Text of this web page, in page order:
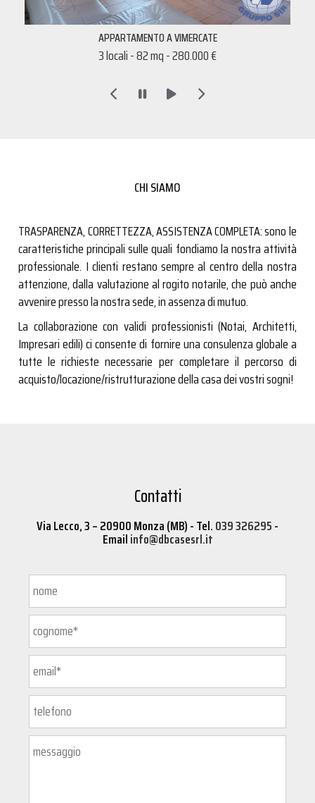
APPARTAMENTO A VIMERCATE
3 locali - 82 mq - 280.000 €
CHI SIAMO
TRASPARENZA, CORRETTEZZA, ASSISTENZA COMPLETA: sono le
caratteristiche principali sulle quali fondiamo la nostra attività
professionale. I clienti restano sempre al centro della nostra
attenzione, dalla valutazione al rogito notarile, che può anche
avvenire presso la nostra sede, in assenza di mutuo.
La collaborazione con validi professionisti (Notai, Architetti,
Impresari edili) ci consente di fornire una consulenza globale a
tutte le richieste necessarie per completare il percorso di
acquisto/locazione/ristrutturazione della casa dei vostri sogni!
Contatti
Via Lecco, 3 – 20900 Monza (MB) - Tel.039 326295-
Emailinfo@dbcasesrl.it